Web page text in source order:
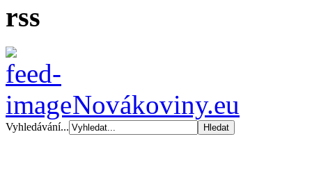
rss
Novákoviny.eu
Vyhledávání...